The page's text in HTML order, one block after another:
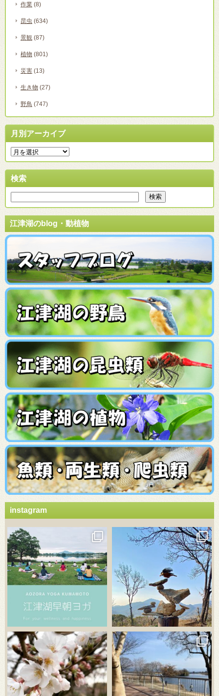
作業 (8)
昆虫 (634)
景観 (87)
植物 (801)
災害 (13)
生き物 (27)
野鳥 (747)
月別アーカイブ
検索
江津湖のblog・動植物
instagram
3月 20
3月 18
3月 18